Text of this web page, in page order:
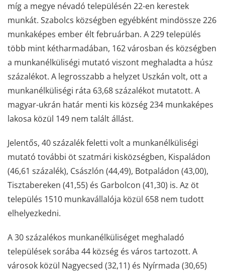
míg a megye névadó településén 22-en kerestek
munkát. Szabolcs községben egyébként mindössze 226
munkaképes ember élt februárban. A 229 település
több mint kétharmadában, 162 városban és községben
a munkanélküliségi mutató viszont meghaladta a húsz
százalékot. A legrosszabb a helyzet Uszkán volt, ott a
munkanélküliségi ráta 63,68 százalékot mutatott. A
magyar-ukrán határ menti kis község 234 munkaképes
lakosa közül 149 nem talált állást.
Jelentős, 40 százalék feletti volt a munkanélküliségi
mutató további öt szatmári kisközségben, Kispaládon
(46,61 százalék), Császlón (44,49), Botpaládon (43,00),
Tisztabereken (41,55) és Garbolcon (41,30) is. Az öt
település 1510 munkavállalója közül 658 nem tudott
elhelyezkedni.
A 30 százalékos munkanélküliséget meghaladó
települések sorába 44 község és város tartozott. A
városok közül Nagyecsed (32,11) és Nyírmada (30,65)